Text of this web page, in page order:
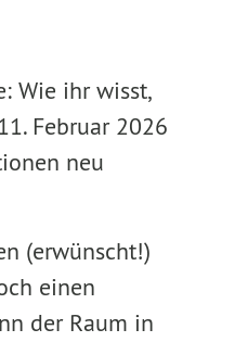
Wie ihr wisst,
Februar 2026
neu
(erwünscht!)
einen
der Raum in